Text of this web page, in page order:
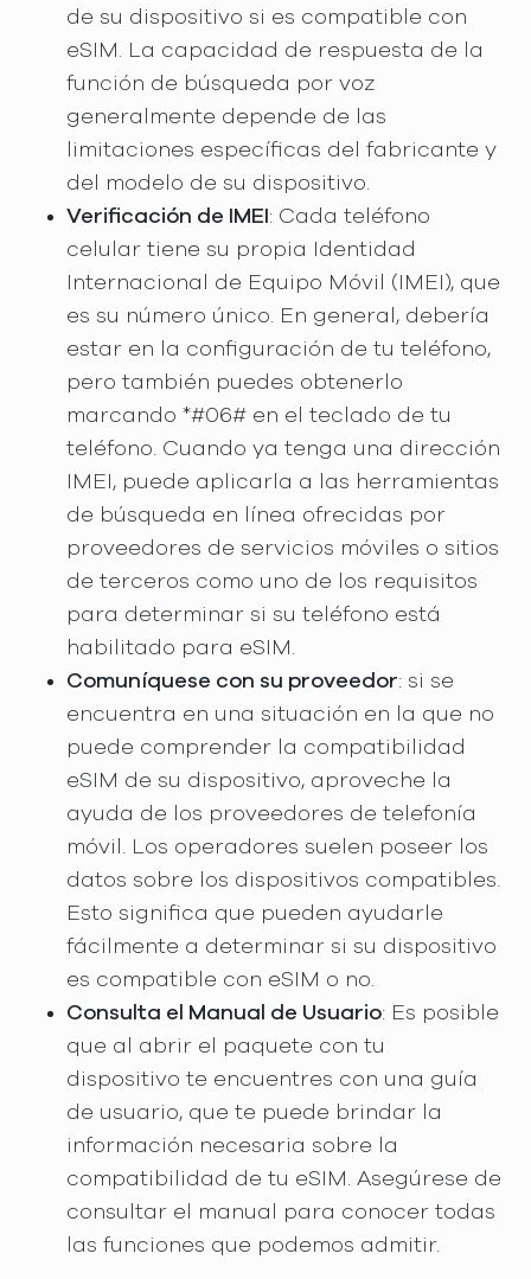
de su dispositivo si es compatible con
eSIM. La capacidad de respuesta de la
función de búsqueda por voz
generalmente depende de las
limitaciones específicas del fabricante y
del modelo de su dispositivo.
Verificación de IMEI : Cada teléfono
celular tiene su propia Identidad
Internacional de Equipo Móvil (IMEI), que
es su número único. En general, debería
estar en la configuración de tu teléfono,
pero también puedes obtenerlo
marcando *#06# en el teclado de tu
teléfono. Cuando ya tenga una dirección
IMEI, puede aplicarla a las herramientas
de búsqueda en línea ofrecidas por
proveedores de servicios móviles o sitios
de terceros como uno de los requisitos
para determinar si su teléfono está
habilitado para eSIM.
Comuníquese con su proveedor: si se
encuentra en una situación en la que no
puede comprender la compatibilidad
eSIM de su dispositivo, aproveche la
ayuda de los proveedores de telefonía
móvil. Los operadores suelen poseer los
datos sobre los dispositivos compatibles.
Esto significa que pueden ayudarle
fácilmente a determinar si su dispositivo
es compatible con eSIM o no.
Consulta el Manual de Usuario: Es posible
que al abrir el paquete con tu
dispositivo te encuentres con una guía
de usuario, que te puede brindar la
información necesaria sobre la
compatibilidad de tu eSIM. Asegúrese de
consultar el manual para conocer todas
las funciones que podemos admitir.